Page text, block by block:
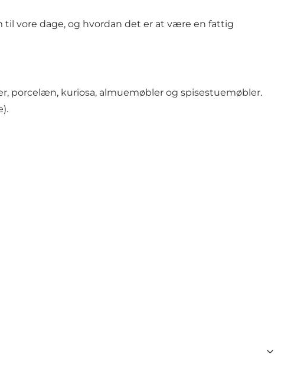
til vore dage, og hvordan det er at være en fattig
porcelæn, kuriosa, almuemøbler og spisestuemøbler.